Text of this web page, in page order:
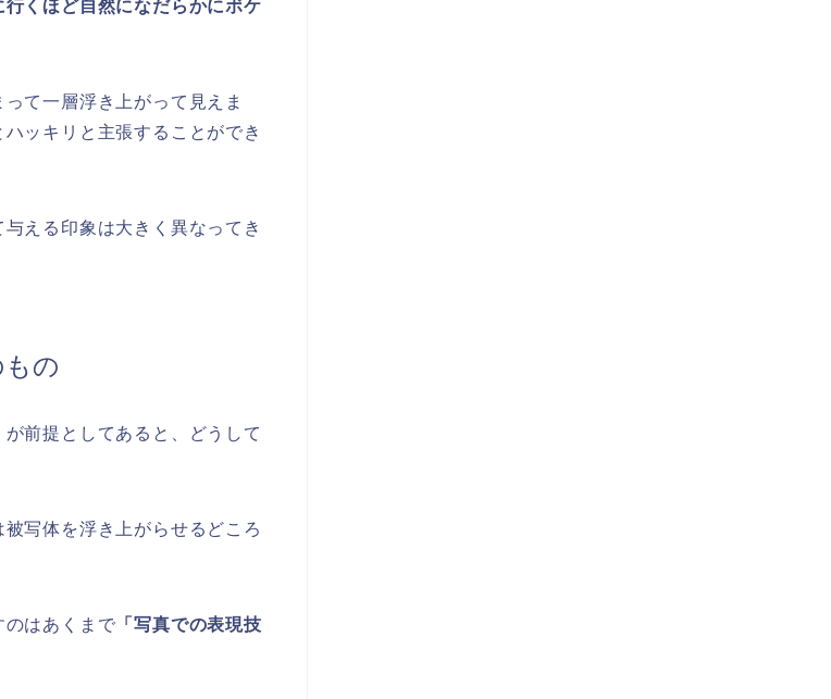
くほど自然になだらかにボケ
て一層浮き上がって見えま
ッキリと主張することができ
える印象は大きく異なってき
の
前提としてあると、どうして
写体を浮き上がらせるどころ
のはあくまで 「写真での表現技